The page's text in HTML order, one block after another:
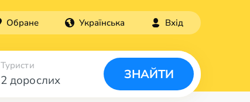
Обране Українська Вхід
2 дорослих
Туристи
ЗНАЙТИ